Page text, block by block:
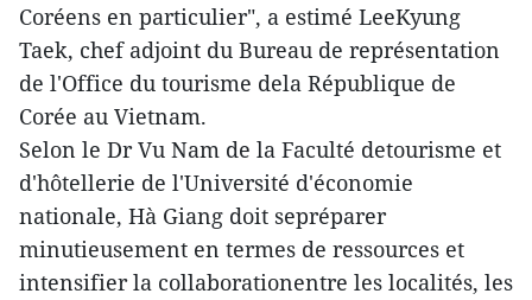
Coréens en particulier", a estimé LeeKyung
Taek, chef adjoint du Bureau de représentation
de l'Office du tourisme dela République de
Corée au Vietnam.
Selon le Dr Vu Nam de la Faculté detourisme et
d'hôtellerie de l'Université d'économie
nationale, Hà Giang doit sepréparer
minutieusement en termes de ressources et
intensifier la collaborationentre les localités, les